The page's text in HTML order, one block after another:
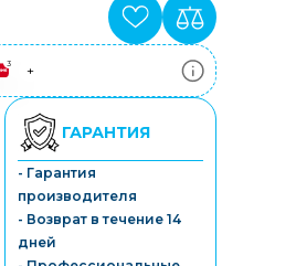
3 +
кредит 0.01%
кредит 0.01%
кредит 0.01%
кредит 0.01%
кредит 0.01%
ГАРАНТИЯ
- Гарантия
производителя
- Возврат в течение 14
дней